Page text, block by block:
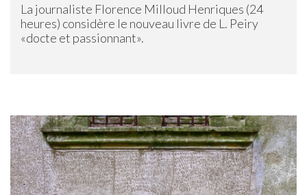
La journaliste Florence Milloud Henriques (24
heures) considère le nouveau livre de L. Peiry
«docte et passionnant».